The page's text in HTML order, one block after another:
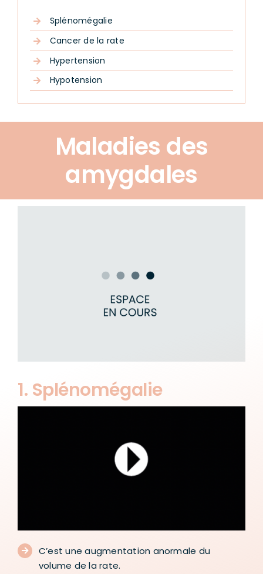
Splénomégalie
Cancer de la rate
Hypertension
Hypotension
Maladies des
amygdales
1. Splénomégalie
C’est une augmentation anormale du
volume de la rate.